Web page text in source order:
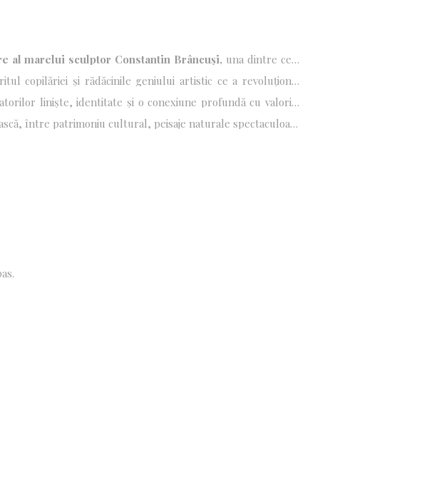
al marelui sculptor Constantin Brâncuși, una dintre cele
Munților Vâlcan, localitatea îmbină armonios patrimoniul
copilăriei și rădăcinile geniului artistic ce a revoluționat
– una dintre cele mai vechi așezări umane din Europa –
liniște, identitate și o conexiune profundă cu valorile
între patrimoniu cultural, peisaje naturale spectaculoase